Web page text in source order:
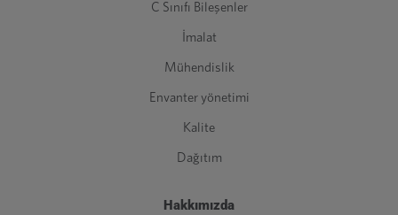
C Sınıfı Bileşenler
İmalat
Mühendislik
Envanter yönetimi
Kalite
Dağıtım
Hakkımızda